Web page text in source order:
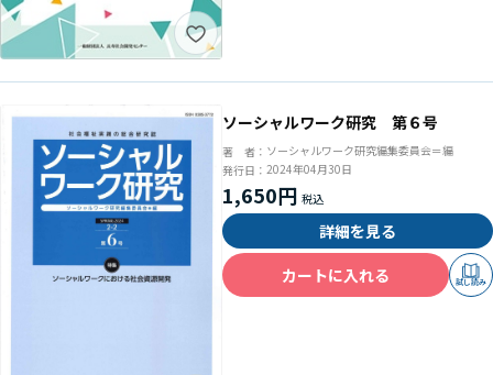
ソーシャルワーク研究 第６号
著 者： ソーシャルワーク研究編集委員会＝編
発行日： 2024年04月30日
1,650円
詳細を見る
カートに入れる
試し読み